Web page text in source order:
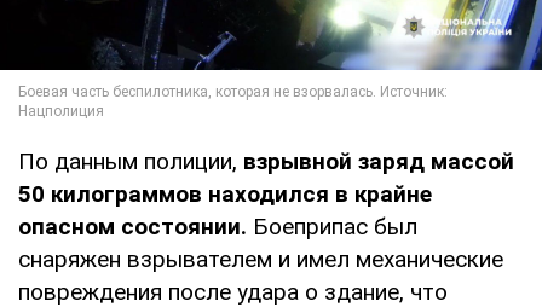
По данным полиции, взрывной заряд массой
50 килограммов находился в крайне
опасном состоянии. Боеприпас был
снаряжен взрывателем и имел механические
повреждения после удара о здание, что